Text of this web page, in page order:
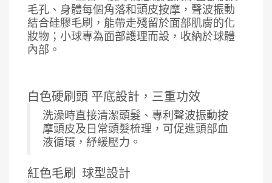
毛孔、身體每個角落和頭皮按摩，聲波振動
結合硅膠毛刷，能帶走殘留於面部肌膚的化
妝物；小球專為面部護理而設，收納於球體
內部。
白色硬刷頭 平底設計，三重功效
洗澡時直接清潔頭髮、專利聲波振動按
摩頭皮及日常頭髮梳理，可促進頭部血
液循環，紓緩壓力。
紅色毛刷 球型設計